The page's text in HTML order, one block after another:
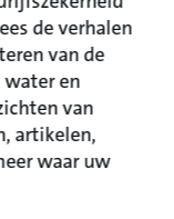
de verhalen
van de
en
van
artikelen,
waar uw